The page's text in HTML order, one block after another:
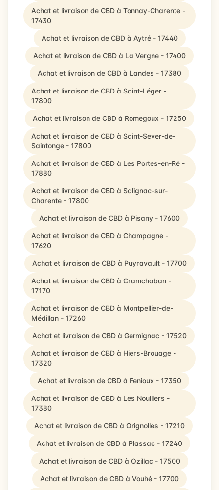
Achat et livraison de CBD à Tonnay-Charente -
17430
Achat et livraison de CBD à Aytré - 17440
Achat et livraison de CBD à La Vergne - 17400
Achat et livraison de CBD à Landes - 17380
Achat et livraison de CBD à Saint-Léger -
17800
Achat et livraison de CBD à Romegoux - 17250
Achat et livraison de CBD à Saint-Sever-de-
Saintonge - 17800
Achat et livraison de CBD à Les Portes-en-Ré -
17880
Achat et livraison de CBD à Salignac-sur-
Charente - 17800
Achat et livraison de CBD à Pisany - 17600
Achat et livraison de CBD à Champagne -
17620
Achat et livraison de CBD à Puyravault - 17700
Achat et livraison de CBD à Cramchaban -
17170
Achat et livraison de CBD à Montpellier-de-
Médillan - 17260
Achat et livraison de CBD à Germignac - 17520
Achat et livraison de CBD à Hiers-Brouage -
17320
Achat et livraison de CBD à Fenioux - 17350
Achat et livraison de CBD à Les Nouillers -
17380
Achat et livraison de CBD à Orignolles - 17210
Achat et livraison de CBD à Plassac - 17240
Achat et livraison de CBD à Ozillac - 17500
Achat et livraison de CBD à Vouhé - 17700